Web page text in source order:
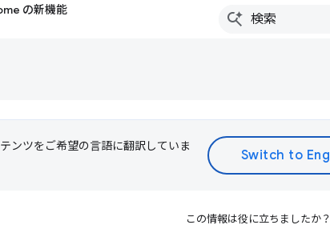
の新機能
ンツをご希望の言語に翻訳していま
この情報は役に立ちましたか？